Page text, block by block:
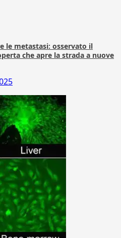
le metastasi: osservato il
che apre la strada a nuove